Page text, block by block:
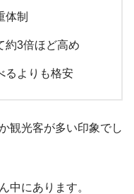
体制
約3倍ほど高め
るよりも格安
観光客が多い印象でし
中にあります。